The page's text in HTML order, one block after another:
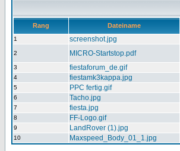
Rang Dateiname
1 screenshot.jpg
2 MICRO-Startstop.pdf
3 fiestaforum_de.gif
4 fiestamk3kappa.jpg
5
PPC fertig.gif
6 Tacho.jpg
7
fiesta.jpg
8 FF-Logo.gif
9 LandRover (1).jpg
10 Maxspeed_Body_01_1.jpg